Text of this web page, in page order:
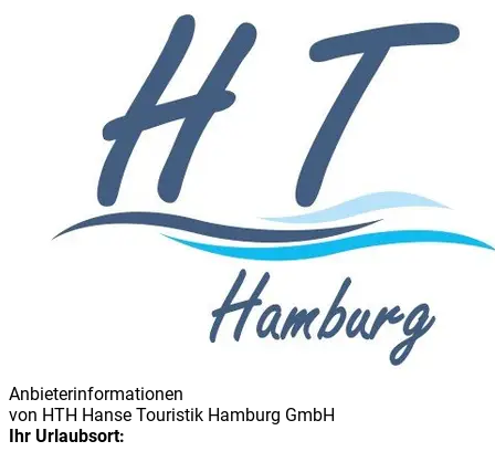
Anbieterinformationen
von HTH Hanse Touristik Hamburg GmbH
Ihr Urlaubsort: